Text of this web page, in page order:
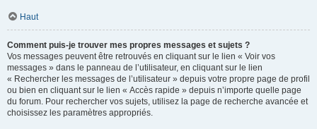
Haut
Comment puis-je trouver mes propres messages et sujets ?
Vos messages peuvent être retrouvés en cliquant sur le lien « Voir vos
messages » dans le panneau de l’utilisateur, en cliquant sur le lien
« Rechercher les messages de l’utilisateur » depuis votre propre page de profil
ou bien en cliquant sur le lien « Accès rapide » depuis n’importe quelle page
du forum. Pour rechercher vos sujets, utilisez la page de recherche avancée et
choisissez les paramètres appropriés.